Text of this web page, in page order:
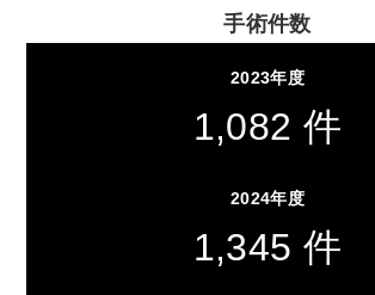
手術件数
2023年度
1,082 件
2024年度
1,345 件